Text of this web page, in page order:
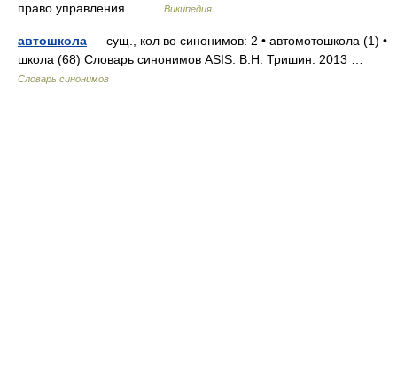
право управления… …
Википедия
автошкола — сущ., кол во синонимов: 2 • автомотошкола (1) •
школа (68) Словарь синонимов ASIS. В.Н. Тришин. 2013 …
Словарь синонимов